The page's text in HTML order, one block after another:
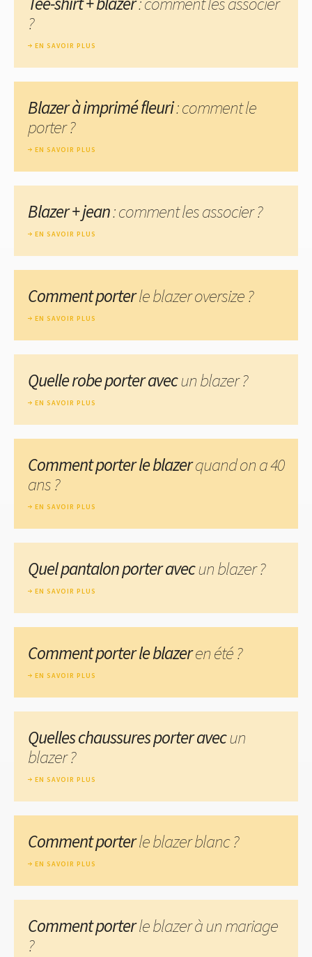
?
EN SAVOIR PLUS
Blazer à imprimé fleuri: comment le
porter ?
EN SAVOIR PLUS
Blazer + jean: comment les associer ?
EN SAVOIR PLUS
Comment porterle blazer oversize ?
EN SAVOIR PLUS
Quelle robe porter avecun blazer ?
EN SAVOIR PLUS
Comment porter le blazerquand on a 40
ans ?
EN SAVOIR PLUS
Quel pantalon porter avecun blazer ?
EN SAVOIR PLUS
Comment porter le blazeren été ?
EN SAVOIR PLUS
Quelles chaussures porter avecun
blazer ?
EN SAVOIR PLUS
Comment porterle blazer blanc ?
EN SAVOIR PLUS
Comment porterle blazer à un mariage
?